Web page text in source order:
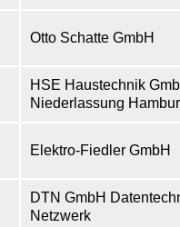
Otto Schatte GmbH
HSE Haustechnik
Niederlassung
Elektro-Fiedler GmbH
DTN GmbH
Netzwerk